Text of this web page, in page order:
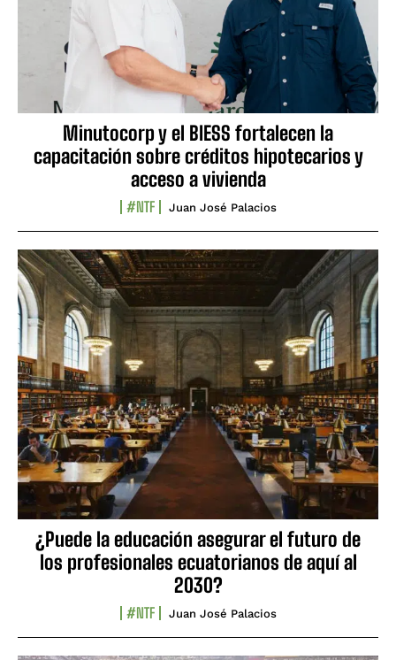
Minutocorp y el BIESS fortalecen la
capacitación sobre créditos hipotecarios y
acceso a vivienda
#NTF Juan José Palacios
¿Puede la educación asegurar el futuro de
los profesionales ecuatorianos de aquí al
2030?
#NTF Juan José Palacios